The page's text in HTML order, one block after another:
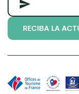
RECIBA LA